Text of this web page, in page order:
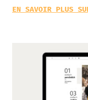
EN SAVOIR PLUS